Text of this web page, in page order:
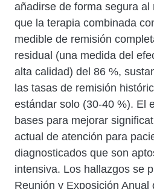
añadirse de forma segura al
que la terapia combinada
medible de remisión
residual (una medida del
alta calidad) del 86 %,
las tasas de remisión
estándar solo (30-40 %). El
bases para mejorar
actual de atención para
diagnosticados que son
intensiva. Los hallazgos se
Reunión y Exposición Anual